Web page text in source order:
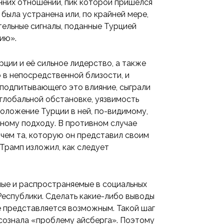
отношений, пик которой пришелся
устранена или, по крайней мере,
сигналы, поданные Турцией
и её сильное лидерство, а также
непосредственной близости, и
это влияние, сыграли
обстановке, уязвимость
Турции в ней, по-видимому,
подходу. В противном случае
та, которую он представил своим
изложил, как следует
и распространяемые в социальных
Сделать какие-либо выводы
представляется возможным. Такой шаг
«проблему айсберга». Поэтому